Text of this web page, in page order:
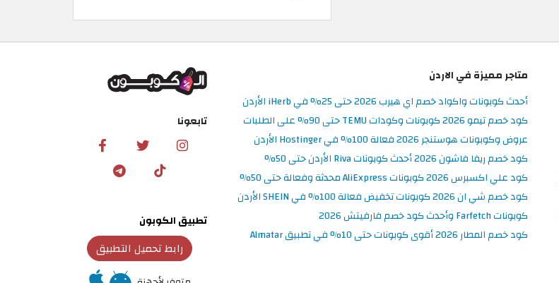
متاجر مميزة في الاردن
أحدث كوبونات واكواد خصم اي هيرب 2026 حتى 25% في iHerb الأردن
كود خصم تيمو 2026 كوبونات وكودات TEMU حتى 90% على الطلبات
عروض وكوبونات هوستنجر 2026 فعالة 100% في Hostinger الأردن
كود خصم ريفا فاشون 2026 أحدث كوبونات Riva الأردن حتى 50%
كود علي اكسبرس 2026 كوبونات AliExpress محدثة وفعالة حتى 50%
كود خصم شي ان 2026 كوبونات تخفيض فعالة 100% في SHEIN الأردن
كوبونات Farfetch وأحدث كود خصم فارفيتش 2026
كود خصم المطار 2026 أقوى كوبونات حتى 10% في تطبيق Almatar
تابعونا
تطبيق الكوبون
رابط تحميل التطبيق